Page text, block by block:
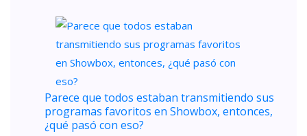
Parece que todos estaban transmitiendo sus
programas favoritos en Showbox, entonces,
¿qué pasó con eso?